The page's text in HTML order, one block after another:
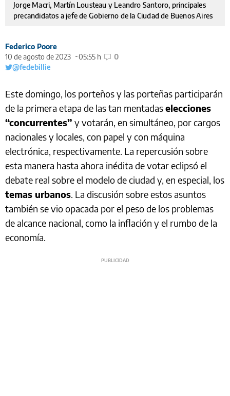
Jorge Macri, Martín Lousteau y Leandro Santoro, principales
precandidatos a jefe de Gobierno de la Ciudad de Buenos Aires
Federico Poore
10 de agosto de 2023
05:55 h
0
@fedebillie
Este domingo, los porteños y las porteñas participarán
de la primera etapa de las tan mentadaselecciones
“concurrentes” y votarán, en simultáneo, por cargos
nacionales y locales, con papel y con máquina
electrónica, respectivamente. La repercusión sobre
esta manera hasta ahora inédita de votar eclipsó el
debate real sobre el modelo de ciudad y, en especial, los
temas urbanos. La discusión sobre estos asuntos
también se vio opacada por el peso de los problemas
de alcance nacional, como la inflación y el rumbo de la
economía.